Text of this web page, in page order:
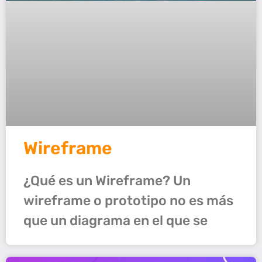
Wireframe
¿Qué es un Wireframe? Un
wireframe o prototipo no es más
que un diagrama en el que se